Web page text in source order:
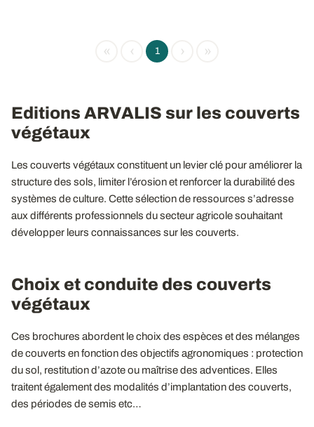
« ‹ 1 › »
Editions ARVALIS sur les couverts
végétaux
Les couverts végétaux constituent un levier clé pour améliorer la
structure des sols, limiter l’érosion et renforcer la durabilité des
systèmes de culture. Cette sélection de ressources s’adresse
aux différents professionnels du secteur agricole souhaitant
développer leurs connaissances sur les couverts.
Choix et conduite des couverts
végétaux
Ces brochures abordent le choix des espèces et des mélanges
de couverts en fonction des objectifs agronomiques : protection
du sol, restitution d’azote ou maîtrise des adventices. Elles
traitent également des modalités d’implantation des couverts,
des périodes de semis etc…